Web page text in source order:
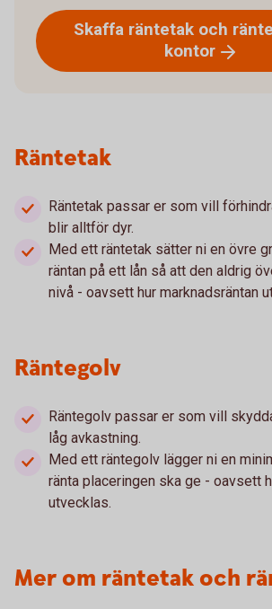
Skaffa räntetak och
kontor
Räntetak
Räntetak passar er som vill
blir alltför dyr.
Med ett räntetak sätter ni en övre
räntan på ett lån så att den aldrig
nivå - oavsett hur marknadsräntan
Räntegolv
Räntegolv passar er som vill
låg avkastning.
Med ett räntegolv lägger ni en
ränta placeringen ska ge - oavsett
utvecklas.
Mer om räntetak och